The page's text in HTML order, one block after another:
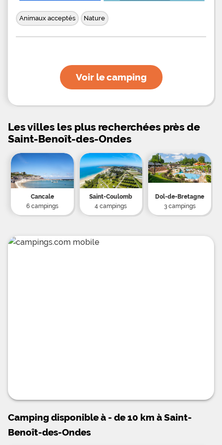
est ses remparts sont à 10 km, le village de
pêcheurs Cancale est à quelques minutes et enfin
le célèbre Mont-Saint-Michel à 45
Animaux acceptés Nature
Voir le camping
Les villes les plus recherchées près de
Saint-Benoît-des-Ondes
Cancale
6 campings
Saint-Coulomb
4 campings
Dol-de-Bretagne
3 campings
Camping disponible à - de 10 km à Saint-
Benoît-des-Ondes